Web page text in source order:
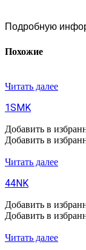
Подробную
Похожие
Читать далее
1SMK
Добавить в
Добавить в
Читать далее
44NK
Добавить в
Добавить в
Читать далее